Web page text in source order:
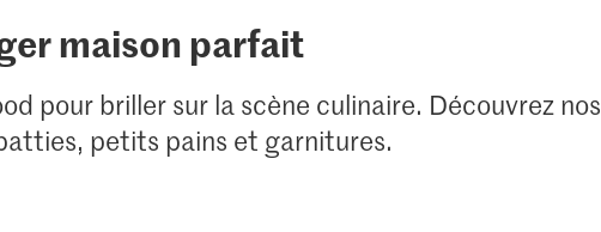
maison parfait
pour briller sur la scène culinaire. Découvrez nos
petits pains et garnitures.